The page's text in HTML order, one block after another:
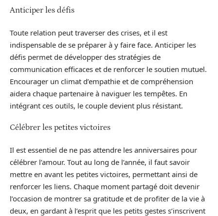
Anticiper les défis
Toute relation peut traverser des crises, et il est
indispensable de se préparer à y faire face. Anticiper les
défis permet de développer des stratégies de
communication efficaces et de renforcer le soutien mutuel.
Encourager un climat d’empathie et de compréhension
aidera chaque partenaire à naviguer les tempêtes. En
intégrant ces outils, le couple devient plus résistant.
Célébrer les petites victoires
Il est essentiel de ne pas attendre les anniversaires pour
célébrer l’amour. Tout au long de l’année, il faut savoir
mettre en avant les petites victoires, permettant ainsi de
renforcer les liens. Chaque moment partagé doit devenir
l’occasion de montrer sa gratitude et de profiter de la vie à
deux, en gardant à l’esprit que les petits gestes s’inscrivent